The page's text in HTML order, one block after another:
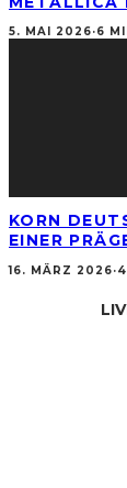
5. MAI 2026·6
KORN
EINER
16. MÄRZ 2026·